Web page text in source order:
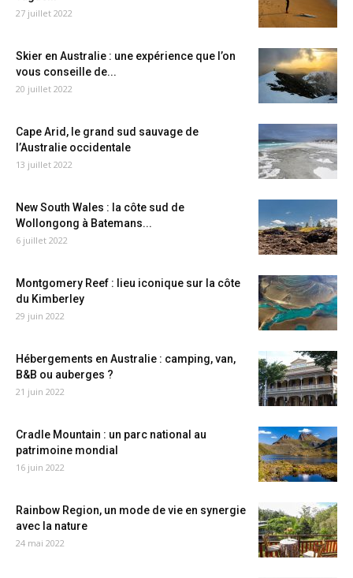
27 juillet 2022
Skier en Australie : une expérience que l’on
vous conseille de...
20 juillet 2022
Cape Arid, le grand sud sauvage de
l’Australie occidentale
13 juillet 2022
New South Wales : la côte sud de
Wollongong à Batemans...
6 juillet 2022
Montgomery Reef : lieu iconique sur la côte
du Kimberley
29 juin 2022
Hébergements en Australie : camping, van,
B&B ou auberges ?
21 juin 2022
Cradle Mountain : un parc national au
patrimoine mondial
16 juin 2022
Rainbow Region, un mode de vie en synergie
avec la nature
24 mai 2022